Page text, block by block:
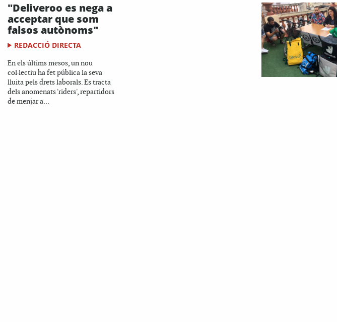
"Deliveroo es nega a
acceptar que som
falsos autònoms"
REDACCIÓ DIRECTA
En els últims mesos, un nou
col·lectiu ha fet pública la seva
lluita pels drets laborals. Es tracta
dels anomenats 'riders', repartidors
de menjar a...